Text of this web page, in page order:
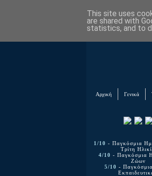
Αρχική Γενικά
1/10 - Παγκόσμια
Τρίτη
4/10 - Παγκόσμια
Ζώων
5/10 -
This site uses
are shared with
statistics, and to